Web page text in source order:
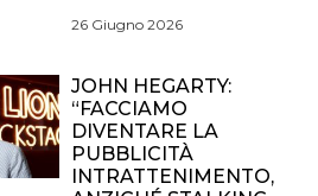
26 Giugno 2026
JOHN HEGARTY:
“FACCIAMO
DIVENTARE LA
PUBBLICITÀ
INTRATTENIMENTO,